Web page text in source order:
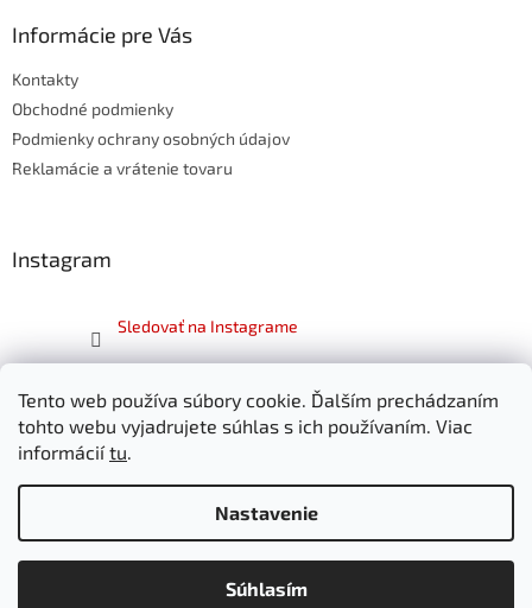
Tento web používa súbory cookie. Ďalším prechádzaním
tohto webu vyjadrujete súhlas s ich používaním. Viac
informáciítu.
Nastavenie
Súhlasím
Informácie pre Vás
Kontakty
Obchodné podmienky
Podmienky ochrany osobných údajov
Reklamácie a vrátenie tovaru
Instagram
Sledovať na Instagrame
Facebook
Vytvoril Shoptet
SKITT.sk. Všetky práva vyhradené.